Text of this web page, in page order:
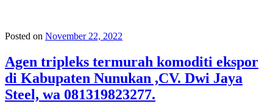
Posted on November 22, 2022
Agen tripleks termurah komoditi ekspor
di Kabupaten Nunukan ,CV. Dwi Jaya
Steel, wa 081319823277.